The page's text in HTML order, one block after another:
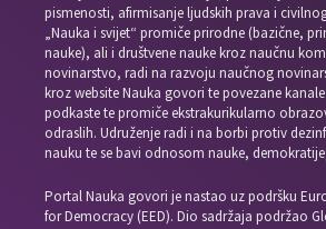
pismenosti, afirmisanje ljudskih prava i
„Nauka i svijet“ promiče prirodne (bazične,
nauke), ali i društvene nauke kroz naučnu
novinarstvo, radi na razvoju naučnog
kroz website Nauka govori te povezane
podkaste te promiče ekstrakurikularno
odraslih. Udruženje radi i na borbi protiv
nauku te se bavi odnosom nauke,
Portal Nauka govori je nastao uz podršku
for Democracy (EED). Dio sadržaja podržao